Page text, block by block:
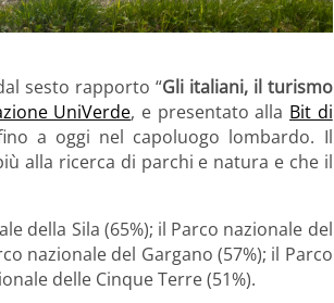
sesto rapporto “Gli italiani, il turismo
UniVerde, e presentato alla Bit di
a oggi nel capoluogo lombardo. Il
alla ricerca di parchi e natura e che il
della Sila (65%); il Parco nazionale del
nazionale del Gargano (57%); il Parco
delle Cinque Terre (51%).